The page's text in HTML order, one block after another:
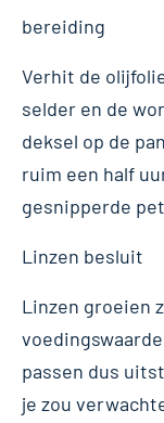
bereiding
Verhit de
selder en de
deksel op de
ruim een half
gesnipperde
Linzen besluit
Linzen groeien
passen dus
je zou